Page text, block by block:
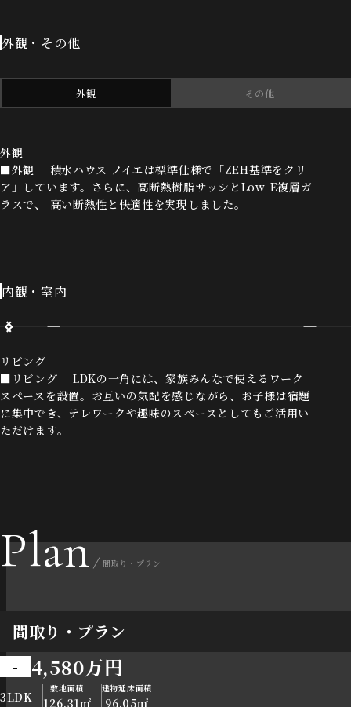
外観・その他
外観 その他
外観
■外観 積水ハウス ノイエは標準仕様で「ZEH基準をクリ
ア」しています。さらに、高断熱樹脂サッシとLow-E複層ガ
ラスで、 高い断熱性と快適性を実現しました。
内観・室内
リビング
■リビング LDKの一角には、家族みんなで使えるワーク
スペースを設置。お互いの気配を感じながら、お子様は宿題
に集中でき、テレワークや趣味のスペースとしてもご活用い
ただけます。
Plan 間取り・プラン
間取り・プラン
- 4,580万円
3LDK
敷地面積
126.31㎡
建物延床面積
96.05㎡